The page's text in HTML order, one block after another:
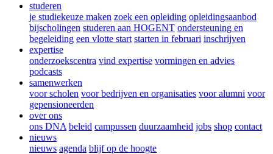
studeren
je studiekeuze maken zoek een opleiding opleidingsaanbod
bijscholingen studeren aan HOGENT ondersteuning en
begeleiding een vlotte start starten in februari inschrijven
expertise
onderzoekscentra vind expertise vormingen en advies
podcasts
samenwerken
voor scholen voor bedrijven en organisaties voor alumni voor
gepensioneerden
over ons
ons DNA beleid campussen duurzaamheid jobs shop contact
nieuws
nieuws agenda blijf op de hoogte